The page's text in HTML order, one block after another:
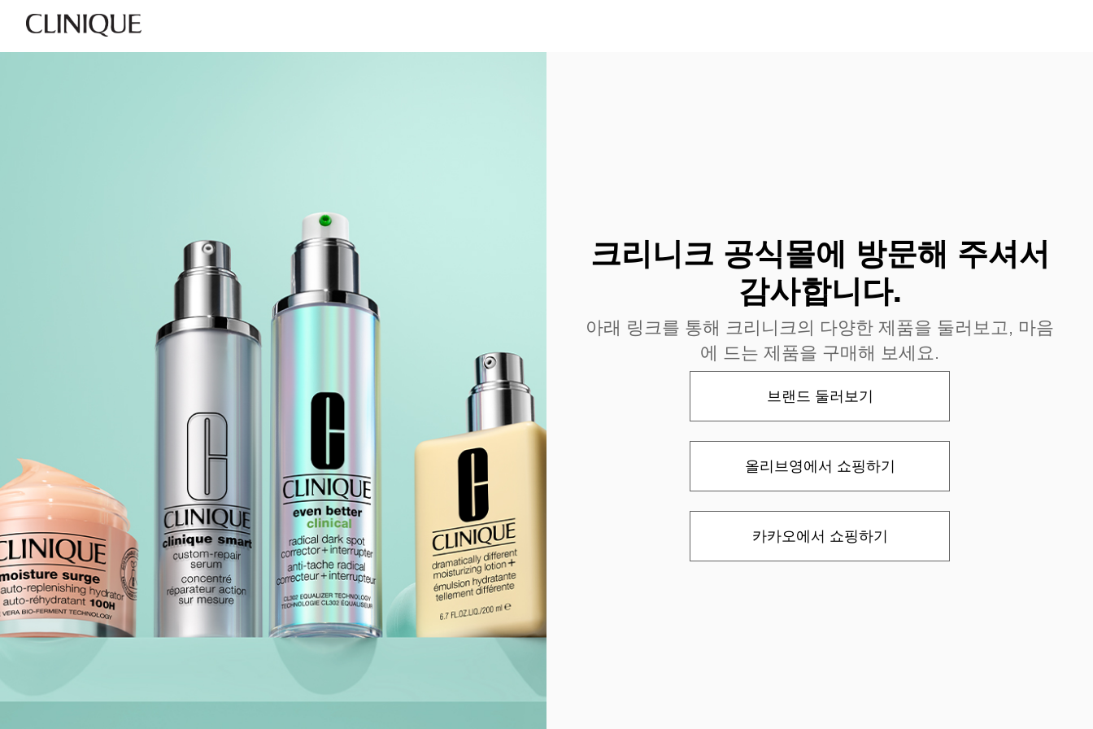
크리니크 공식몰에 방문해 주셔서
감사합니다.
아래 링크를 통해 크리니크의 다양한 제품을 둘러보고, 마음
에 드는 제품을 구매해 보세요.
브랜드 둘러보기
올리브영에서 쇼핑하기
카카오에서 쇼핑하기